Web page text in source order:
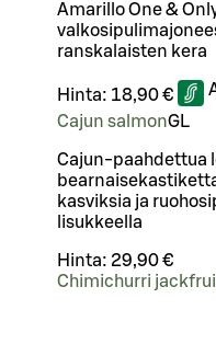
Amarillo One &
ranskalaisten kera
Hinta: 18,90 €
Cajun salmonGL
Cajun-paahdettua
kasviksia ja
lisukkeella
Hinta: 29,90 €
Chimichurri